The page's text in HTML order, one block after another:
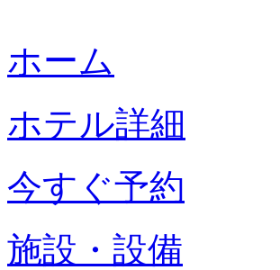
ホーム
ホテル詳細
今すぐ予約
施設・設備